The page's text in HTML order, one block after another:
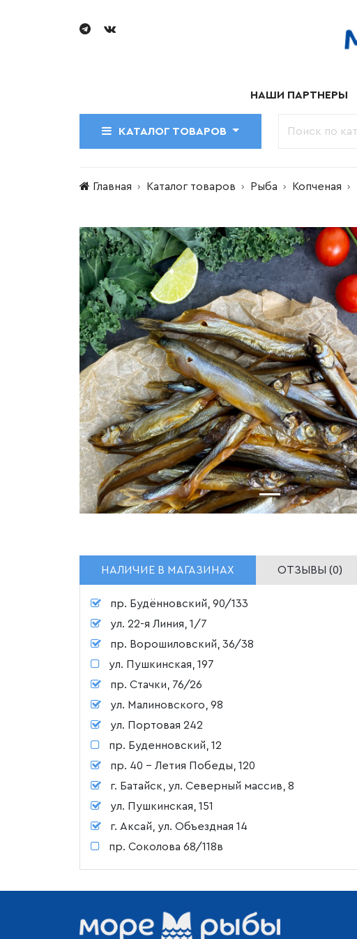
НАШИ ПАРТНЕРЫ
КАТАЛОГ ТОВАРОВ
Главная Каталог товаров Рыба Копченая
НАЛИЧИЕ В МАГАЗИНАХ ОТЗЫВЫ (0)
пр. Будённовский, 90/133
ул. 22-я Линия, 1/7
пр. Ворошиловский, 36/38
ул. Пушкинская, 197
пр. Стачки, 76/26
ул. Малиновского, 98
ул. Портовая 242
пр. Буденновский, 12
пр. 40 - Летия Победы, 120
г. Батайск, ул. Северный массив, 8
ул. Пушкинская, 151
г. Аксай, ул. Объездная 14
пр. Соколова 68/118в